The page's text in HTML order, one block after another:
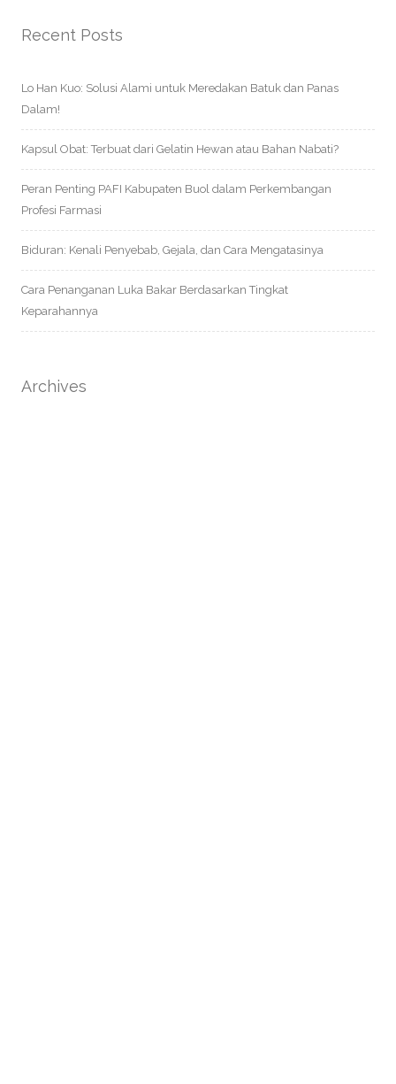
Recent Posts
Lo Han Kuo: Solusi Alami untuk Meredakan Batuk dan Panas
Dalam!
Kapsul Obat: Terbuat dari Gelatin Hewan atau Bahan Nabati?
Peran Penting PAFI Kabupaten Buol dalam Perkembangan
Profesi Farmasi
Biduran: Kenali Penyebab, Gejala, dan Cara Mengatasinya
Cara Penanganan Luka Bakar Berdasarkan Tingkat
Keparahannya
Archives